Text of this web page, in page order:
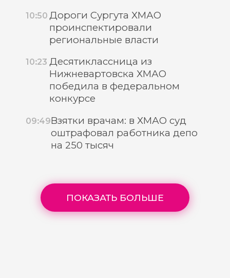
10:50 Дороги Сургута ХМАО
проинспектировали
региональные власти
10:23 Десятиклассница из
Нижневартовска ХМАО
победила в федеральном
конкурсе
09:49Взятки врачам: в ХМАО суд
оштрафовал работника депо
на 250 тысяч
ПОКАЗАТЬ БОЛЬШЕ